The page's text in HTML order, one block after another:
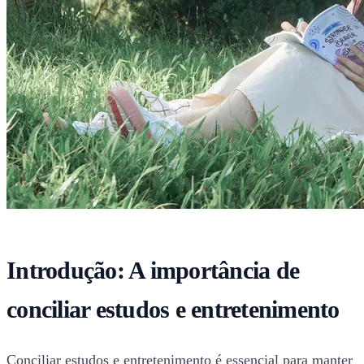
Introdução: A importância de
conciliar estudos e entretenimento
Conciliar estudos e entretenimento é essencial para manter